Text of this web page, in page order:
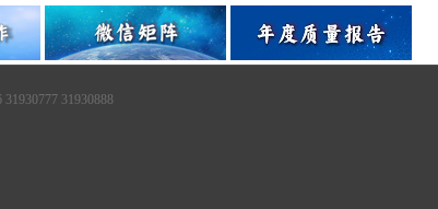
31930888